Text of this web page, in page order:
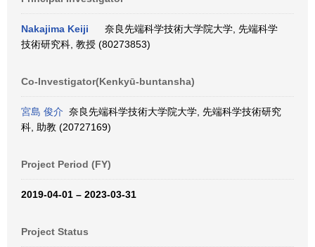
Nakajima Keiji
奈良先端科学技術大学院大学, 先端科学
技術研究科, 教授 (80273853)
Co-Investigator(Kenkyū-buntansha)
宮島 俊介 奈良先端科学技術大学院大学, 先端科学技術研究
科, 助教 (20727169)
Project Period (FY)
2019-04-01 – 2023-03-31
Project Status